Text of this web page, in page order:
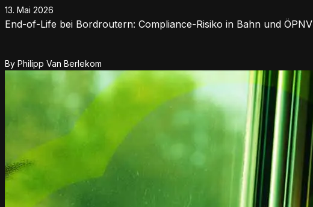
13. Mai 2026
End-of-Life bei Bordroutern: Compliance-Risiko in Bahn und ÖPNV
By Philipp Van Berlekom